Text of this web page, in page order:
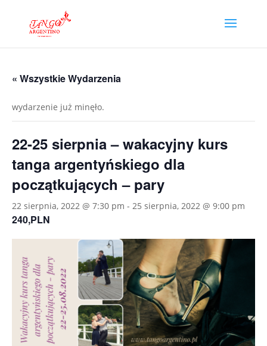
« Wszystkie Wydarzenia
wydarzenie już minęło.
22-25 sierpnia – wakacyjny kurs
tanga argentyńskiego dla
początkujących – pary
22 sierpnia, 2022 @ 7:30 pm - 25 sierpnia, 2022 @ 9:00 pm
240,PLN